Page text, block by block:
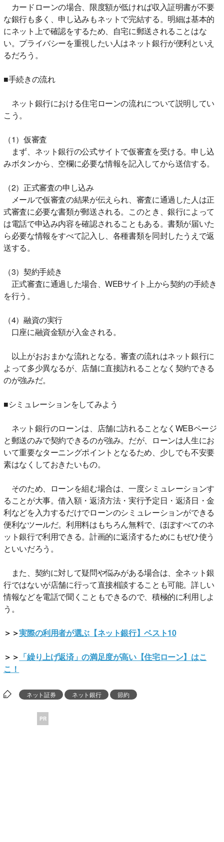
カードローンの場合、限度額が低ければ収入証明書が不要
な銀行も多く、申し込みもネットで完結する。明細は基本的
にネット上で確認をするため、自宅に郵送されることはな
い。プライバシーを重視したい人はネット銀行が便利といえ
るだろう。
■手続きの流れ
ネット銀行における住宅ローンの流れについて説明してい
こう。
（1）仮審査
まず、ネット銀行の公式サイトで仮審査を受ける。申し込
みボタンから、空欄に必要な情報を記入してから送信する。
（2）正式審査の申し込み
メールで仮審査の結果が伝えられ、審査に通過した人は正
式審査に必要な書類が郵送される。このとき、銀行によって
は電話で申込み内容を確認されることもある。書類が届いた
ら必要な情報をすべて記入し、各種書類を同封したうえで返
送する。
（3）契約手続き
正式審査に通過した場合、WEBサイト上から契約の手続き
を行う。
（4）融資の実行
口座に融資金額が入金される。
以上がおおまかな流れとなる。審査の流れはネット銀行に
よって多少異なるが、店舗に直接訪れることなく契約できる
のが強みだ。
■シミュレーションをしてみよう
ネット銀行のローンは、店舗に訪れることなくWEBページ
と郵送のみで契約できるのが強み。だが、ローンは人生にお
いて重要なターニングポイントとなるため、少しでも不安要
素はなくしておきたいもの。
そのため、ローンを組む場合は、一度シミュレーションす
ることが大事。借入額・返済方法・実行予定日・返済日・金
利などを入力するだけでローンのシミュレーションができる
便利なツールだ。利用料はもちろん無料で、ほぼすべてのネ
ット銀行で利用できる。計画的に返済するためにもぜひ使う
といいだろう。
また、契約に対して疑問や悩みがある場合は、全ネット銀
行ではないが店舗に行って直接相談することも可能。詳しい
情報などを電話で聞くこともできるので、積極的に利用しよ
う。
＞＞実際の利用者が選ぶ【ネット銀行】ベスト10
＞＞ 「繰り上げ返済」の満足度が高い【住宅ローン】はこ
こ！
ネット証券 ネット銀行 節約
PR